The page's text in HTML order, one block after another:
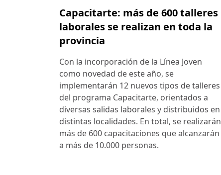
Capacitarte: más de 600 talleres
laborales se realizan en toda la
provincia
Con la incorporación de la Línea Joven
como novedad de este año, se
implementarán 12 nuevos tipos de talleres
del programa Capacitarte, orientados a
diversas salidas laborales y distribuidos en
distintas localidades. En total, se realizarán
más de 600 capacitaciones que alcanzarán
a más de 10.000 personas.